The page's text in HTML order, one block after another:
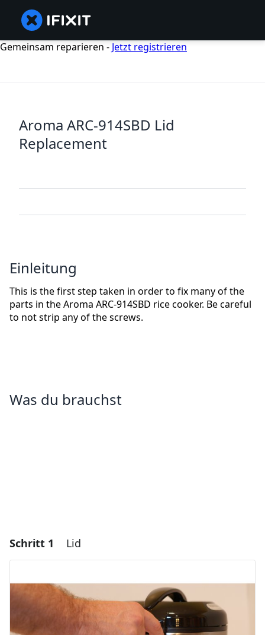
Gemeinsam reparieren - Jetzt registrieren
Aroma ARC-914SBD Lid
Replacement
Einleitung
This is the first step taken in order to fix many of the
parts in the Aroma ARC-914SBD rice cooker. Be careful
to not strip any of the screws.
Was du brauchst
Schritt 1 Lid